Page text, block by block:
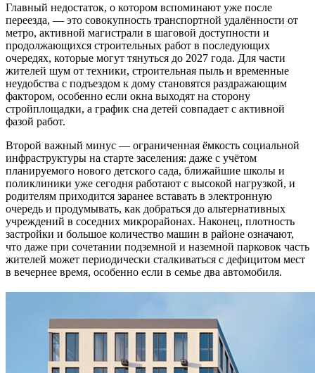
Главный недостаток, о котором вспоминают уже после
переезда, — это совокупность транспортной удалённости от
метро, активной магистрали в шаговой доступности и
продолжающихся строительных работ в последующих
очередях, которые могут тянуться до 2027 года. Для части
жителей шум от техники, строительная пыль и временные
неудобства с подъездом к дому становятся раздражающим
фактором, особенно если окна выходят на сторону
стройплощадки, а график сна детей совпадает с активной
фазой работ.
Второй важный минус — ограниченная ёмкость социальной
инфраструктуры на старте заселения: даже с учётом
планируемого нового детского сада, ближайшие школы и
поликлиники уже сегодня работают с высокой нагрузкой, и
родителям приходится заранее вставать в электронную
очередь и продумывать, как добраться до альтернативных
учреждений в соседних микрорайонах. Наконец, плотность
застройки и большое количество машин в районе означают,
что даже при сочетании подземной и наземной парковок часть
жителей может периодически сталкиваться с дефицитом мест
в вечернее время, особенно если в семье два автомобиля.